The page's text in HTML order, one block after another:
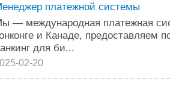
платежной системы
— международная платежная
и Канаде, предоставляем
для би...
02-20